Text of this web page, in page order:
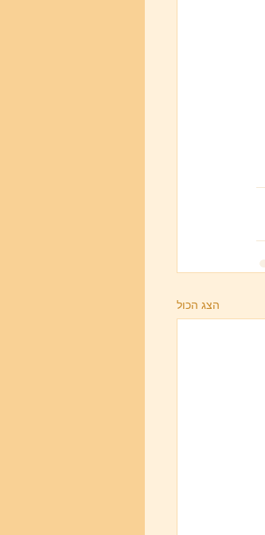
הצג הכול